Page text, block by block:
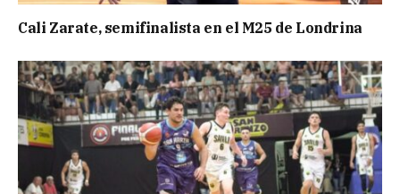
Cali Zarate, semifinalista en el M25 de Londrina